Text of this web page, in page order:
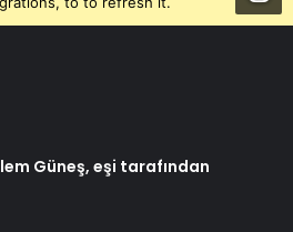
Güneş, eşi tarafından